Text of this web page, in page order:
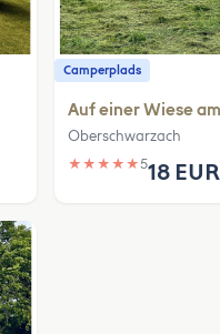
Camperplads
Auf einer Wiese
Oberschwarzach
★ ★ ★ ★ ★518 EUR